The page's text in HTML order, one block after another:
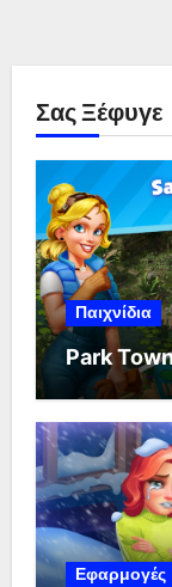
Σας Ξέφυγε
Παιχνίδια
Park
Εφαρμογές